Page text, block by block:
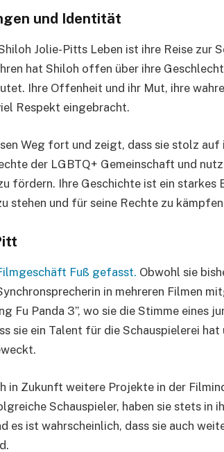
und Identität
Jolie-Pitts Leben ist ihre Reise zur
hat Shiloh offen über ihre
Ihre Offenheit und ihr Mut, ihre
Respekt eingebracht.
Weg fort und zeigt, dass sie stolz
der LGBTQ+ Gemeinschaft und
fördern. Ihre Geschichte ist ein starkes
stehen und für seine Rechte zu
Fuß gefasst. Obwohl sie
in mehreren Filmen
Fu Panda 3”, wo sie die Stimme eines
sie ein Talent für die Schauspielerei hat
in Zukunft weitere Projekte in der
Schauspieler, haben sie stets in
es ist wahrscheinlich, dass sie auch